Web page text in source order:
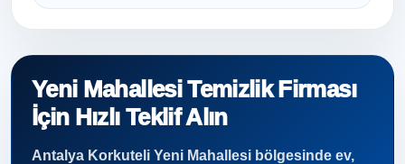
Yeni Mahallesi Temizlik Firması
İçin Hızlı Teklif Alın
Antalya Korkuteli Yeni Mahallesi bölgesinde ev,